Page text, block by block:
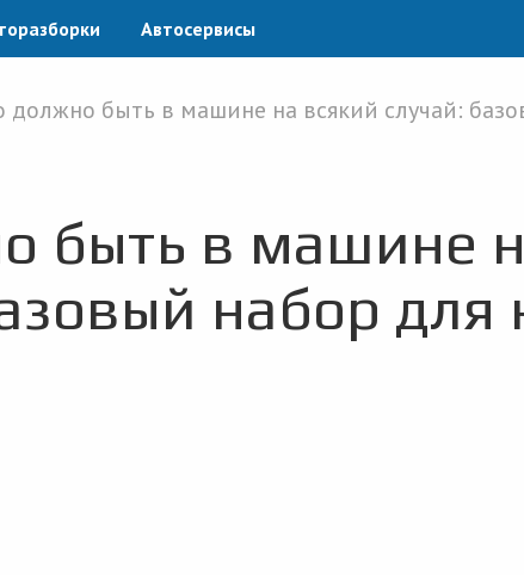
Автосервисы
должно быть в машине на всякий случай:
быть в машине
набор для